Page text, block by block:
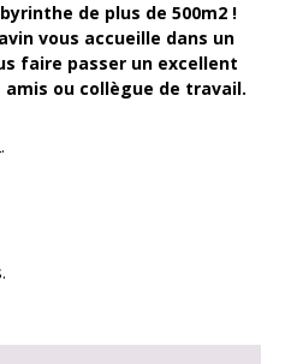
de plus de 500m2 !
vous accueille dans un
faire passer un excellent
ou collègue de travail.